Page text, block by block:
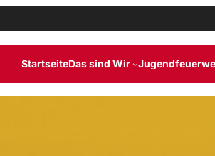
StartseiteDas sind Wir